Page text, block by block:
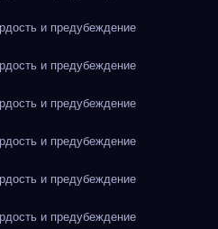
и предубеждение
и предубеждение
и предубеждение
и предубеждение
и предубеждение
и предубеждение